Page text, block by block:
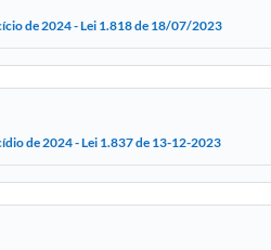
de 2024 - Lei 1.818 de 18/07/2023
de 2024 - Lei 1.837 de 13-12-2023